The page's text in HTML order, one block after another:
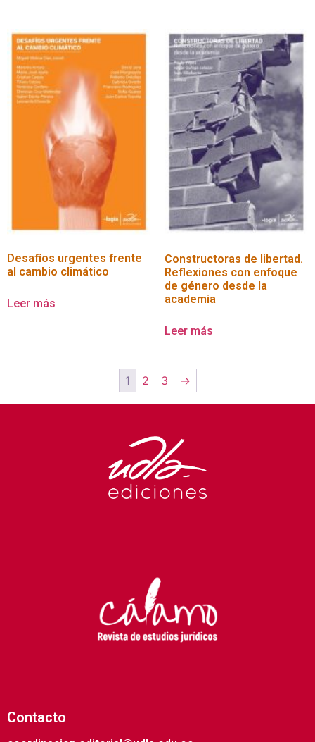
Desafíos urgentes frente
al cambio climático
Leer más
Constructoras de libertad.
Reflexiones con enfoque
de género desde la
academia
Leer más
1 2 3 →
Contacto